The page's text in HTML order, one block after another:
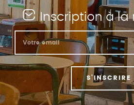
Inscription à la
S'INSCRIRE